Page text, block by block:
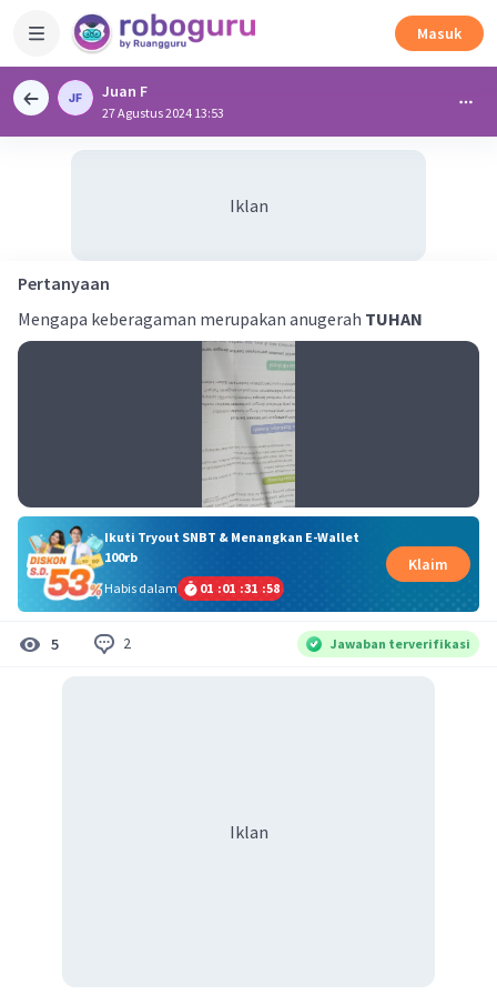
Masuk
Juan F
27 Agustus 2024 13:53
Iklan
Pertanyaan
Mengapa keberagaman merupakan anugerah TUHAN
Ikuti Tryout SNBT & Menangkan E-Wallet
100rb
Habis dalam
01 :01 :31 :57
Klaim
5 2 Jawaban terverifikasi
Iklan